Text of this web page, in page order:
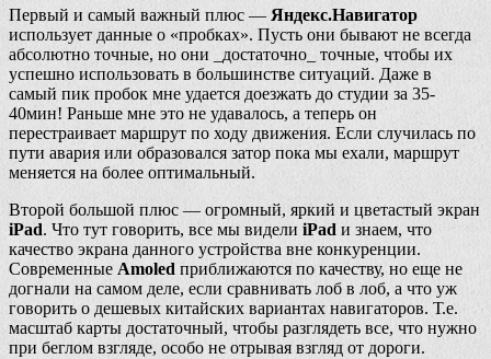
Первый и самый важный плюс — Яндекс.Навигатор
использует данные о «пробках». Пусть они бывают не всегда
абсолютно точные, но они _достаточно_ точные, чтобы их
успешно использовать в большинстве ситуаций. Даже в
самый пик пробок мне удается доезжать до студии за 35-
40мин! Раньше мне это не удавалось, а теперь он
перестраивает маршрут по ходу движения. Если случилась по
пути авария или образовался затор пока мы ехали, маршрут
меняется на более оптимальный.
Второй большой плюс — огромный, яркий и цветастый экран
iPad. Что тут говорить, все мы видели iPad и знаем, что
качество экрана данного устройства вне конкуренции.
Современные Amoled приближаются по качеству, но еще не
догнали на самом деле, если сравнивать лоб в лоб, а что уж
говорить о дешевых китайских вариантах навигаторов. Т.е.
масштаб карты достаточный, чтобы разглядеть все, что нужно
при беглом взгляде, особо не отрывая взгляд от дороги.